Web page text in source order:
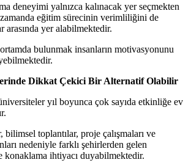
deneyimi yalnızca kalınacak yer seçmekten
eğitim sürecinin verimliliğini de
arasında yer alabilmektedir.
bulunmak insanların motivasyonunu
Dikkat Çekici Bir Alternatif Olabilir
yıl boyunca çok sayıda etkinliğe ev
toplantılar, proje çalışmaları ve
nedeniyle farklı şehirlerden gelen
konaklama ihtiyacı duyabilmektedir.